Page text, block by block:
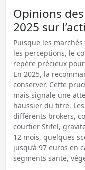
Opinions
2025 sur
Puisque les
les perceptions, le
repère précieux
En 2025, la
conserver. Cette
mais signale une
haussier du titre.
différents brokers,
courtier Stifel,
12 mois, quelques
jusqu’à 97 euros en
segments santé,